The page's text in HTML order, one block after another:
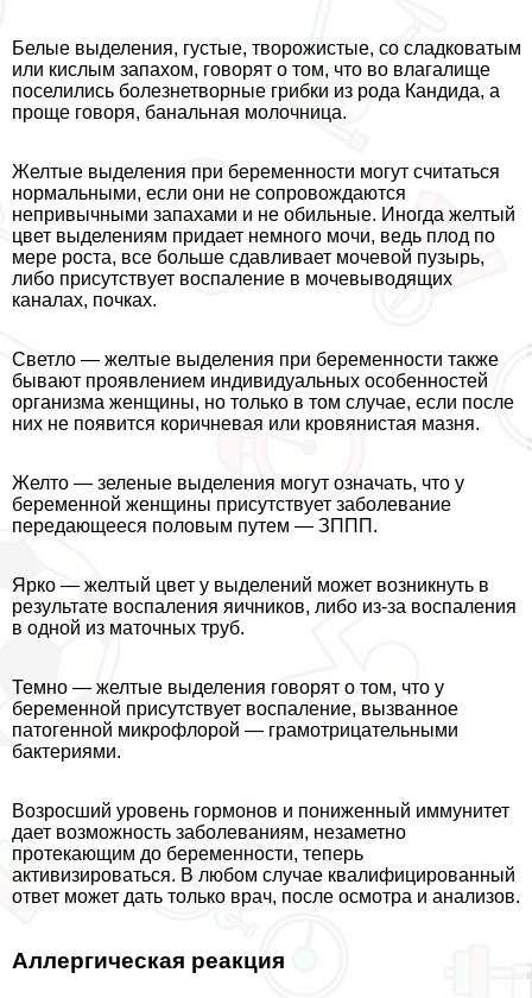
Белые выделения, густые, творожистые, со сладковатым
или кислым запахом, говорят о том, что во влагалище
поселились болезнетворные грибки из рода Кандида, а
проще говоря, бaнaльная молочница.
Желтые выделения при беременности могут считаться
нормальными, если они не сопровождаются
непривычными запахами и не обильные. Иногда желтый
цвет выделениям придает немного мочи, ведь плод по
мере роста, все больше сдавливает мочевой пузырь,
либо присутствует воспаление в мочевыводящих
каналах, почках.
Светло — желтые выделения при беременности также
бывают проявлением индивидуальных особенностей
организма женщины, но только в том случае, если после
них не появится коричневая или кровянистая мазня.
Желто — зеленые выделения могут означать, что у
беременной женщины присутствует заболевание
передающееся пoлoвым путем — ЗППП.
Ярко — желтый цвет у выделений может возникнуть в
результате воспаления яичников, либо из-за воспаления
в одной из маточных труб.
Темно — желтые выделения говорят о том, что у
беременной присутствует воспаление, вызванное
патогенной микрофлорой — грамотрицательными
бактериями.
Возросший уровень гормонов и пониженный иммунитет
дает возможность заболеваниям, незаметно
протекающим до беременности, теперь
активизироваться. В любом случае квалифицированный
ответ может дать только врач, после осмотра и анализов.
Аллергическая реакция